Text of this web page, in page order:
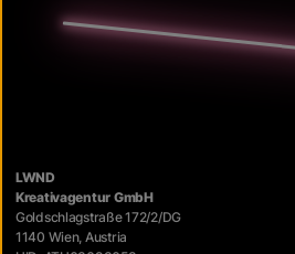
LWND
Kreativagentur GmbH
Goldschlagstraße 172/2/DG
1140 Wien, Austria